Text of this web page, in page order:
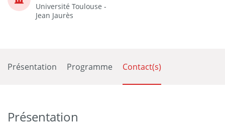
Université Toulouse -
Jean Jaurès
Présentation Programme Contact(s)
Présentation